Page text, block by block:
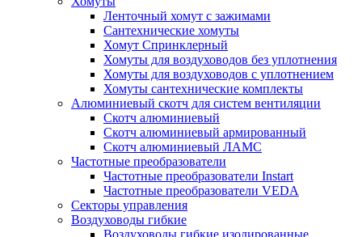
Ленточный хомут с зажимами
Сантехнические хомуты
Хомут Спринклерный
Хомуты для воздуховодов без уплотнения
Хомуты для воздуховодов с уплотнением
Хомуты сантехнические комплекты
Алюминиевый скотч для систем вентиляции
Скотч алюминиевый
Скотч алюминиевый армированный
Скотч алюминиевый ЛАМС
Частотные преобразователи
Частотные преобразователи Instart
Частотные преобразователи VEDA
Секторы управления
Воздуховоды гибкие
Воздуховоды гибкие изолированные